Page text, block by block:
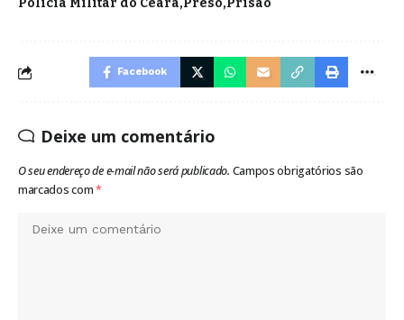
Polícia Militar do Ceará Preso Prisão
Facebook
Deixe um comentário
O seu endereço de e-mail não será publicado. Campos obrigatórios são
marcados com*